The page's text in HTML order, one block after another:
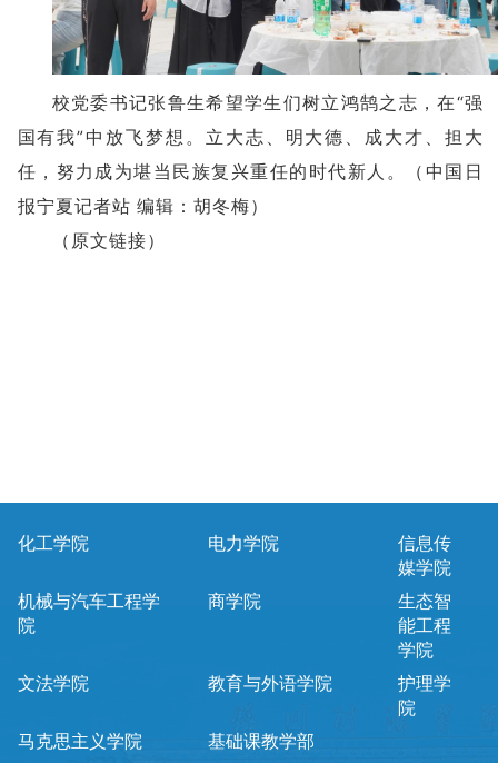
校党委书记张鲁生希望学生们树立鸿鹄之志，在“强
国有我”中放飞梦想。立大志、明大德、成大才、担大
任，努力成为堪当民族复兴重任的时代新人。（中国日
报宁夏记者站 编辑：胡冬梅）
（ 原文链接）
化工学院 电力学院
信息传
媒学院
机械与汽车工程学
院
商学院
生态智
能工程
学院
文法学院
教育与外语学院
护理学
院
马克思主义学院
基础课教学部